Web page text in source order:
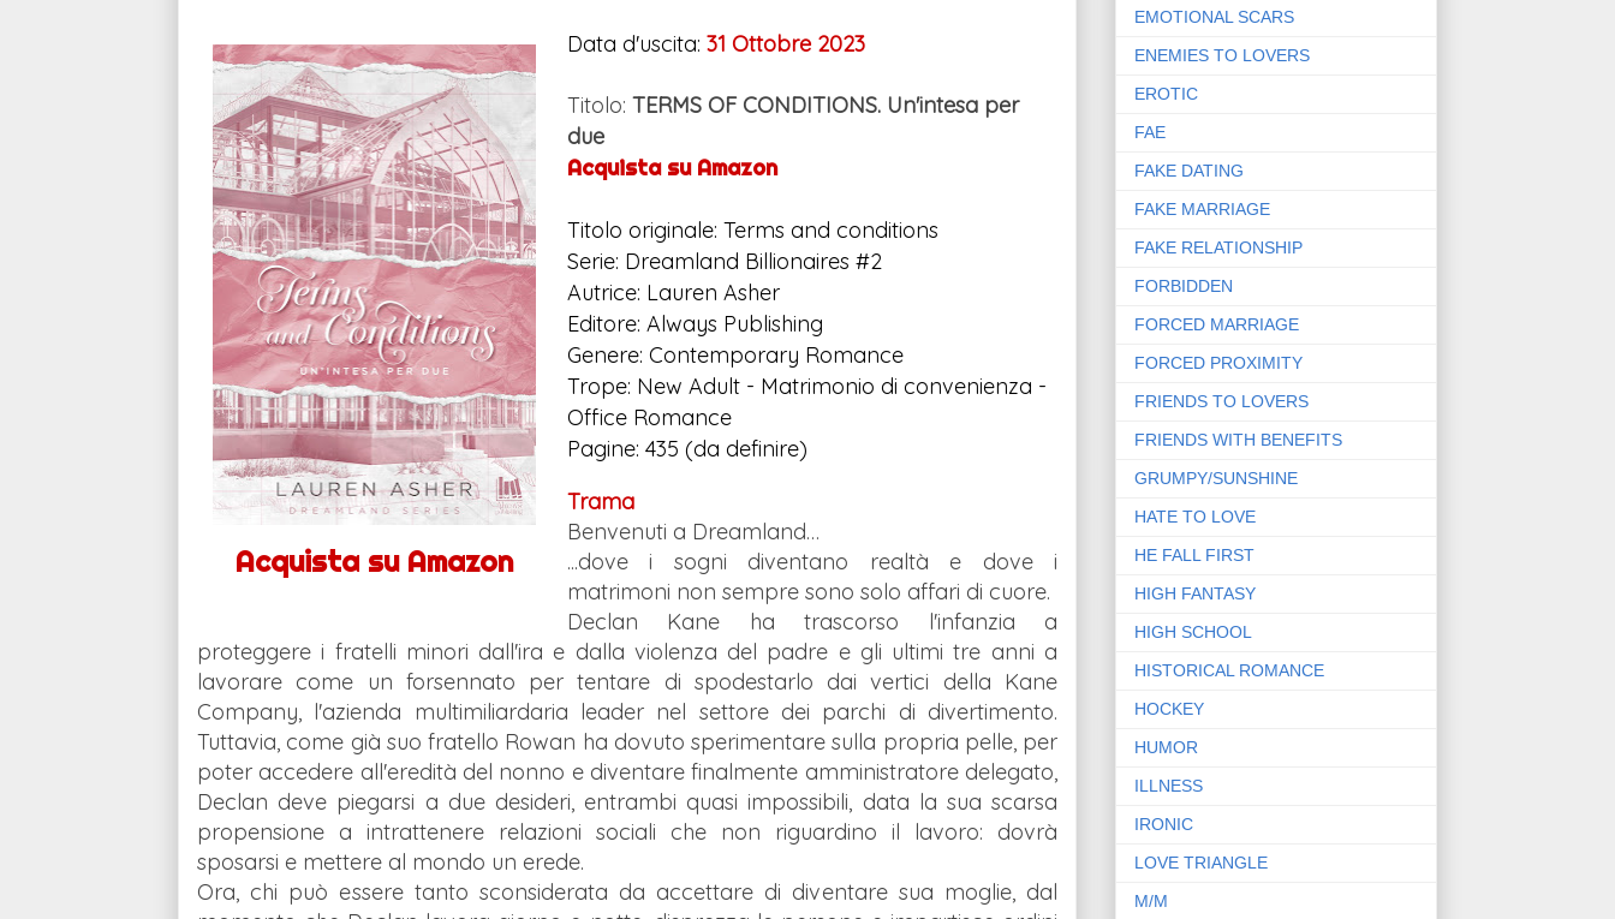
Acquista su Amazon
Data d'uscita: 31 Ottobre 2023
Titolo: TERMS OF CONDITIONS. Un'intesa per
due
Acquista su Amazon
Titolo originale: Terms and conditions
Serie: Dreamland Billionaires #2
Autrice: Lauren Asher
Editore: Always Publishing
Genere: Contemporary Romance
Trope: New Adult - Matrimonio di convenienza -
Office Romance
Pagine: 435 (da definire)
Trama
Benvenuti a Dreamland…
...dove i sogni diventano realtà e dove i
matrimoni non sempre sono solo affari di cuore.
Declan Kane ha trascorso l'infanzia a
proteggere i fratelli minori dall'ira e dalla violenza del padre e gli ultimi tre anni a
lavorare come un forsennato per tentare di spodestarlo dai vertici della Kane
Company, l'azienda multimiliardaria leader nel settore dei parchi di divertimento.
Tuttavia, come già suo fratello Rowan ha dovuto sperimentare sulla propria pelle, per
poter accedere all'eredità del nonno e diventare finalmente amministratore delegato,
Declan deve piegarsi a due desideri, entrambi quasi impossibili, data la sua scarsa
propensione a intrattenere relazioni sociali che non riguardino il lavoro: dovrà
sposarsi e mettere al mondo un erede.
Ora, chi può essere tanto sconsiderata da accettare di diventare sua moglie, dal
EMOTIONAL SCARS
ENEMIES TO LOVERS
EROTIC
FAE
FAKE DATING
FAKE MARRIAGE
FAKE RELATIONSHIP
FORBIDDEN
FORCED MARRIAGE
FORCED PROXIMITY
FRIENDS TO LOVERS
FRIENDS WITH BENEFITS
GRUMPY/SUNSHINE
HATE TO LOVE
HE FALL FIRST
HIGH FANTASY
HIGH SCHOOL
HISTORICAL ROMANCE
HOCKEY
HUMOR
ILLNESS
IRONIC
LOVE TRIANGLE
M/M